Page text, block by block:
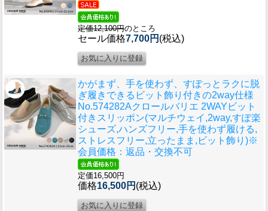
定価12,100円のところ
セール価格7,700円 (税込)
かがまず、手を使わず、すぽっとラクに脱
ぎ履きできるビット飾り付きの2way仕様
No.574282Aクロールバリエ 2WAYビット
付きスリッポン(マルチウェイ,2way,すぽ楽
シューズ,ハンズフリー,手を使わず履ける,
ストレスフリー,立ったまま,ビット飾り)※
会員価格：返品・交換不可
定価16,500円
価格16,500円 (税込)